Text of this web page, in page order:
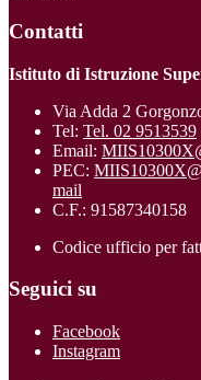
Contatti
Istituto di Istruzione
Via Adda 2
Tel: Tel. 02 9513539
Email:
PEC:
mail
C.F.: 91587340158
Codice ufficio per
Seguici su
Facebook
Instagram